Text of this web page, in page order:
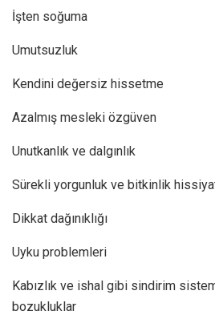
İşten soğuma
Umutsuzluk
Kendini değersiz hissetme
Azalmış mesleki özgüven
Unutkanlık ve dalgınlık
Sürekli yorgunluk ve bitkinlik
Dikkat dağınıklığı
Uyku problemleri
Kabızlık ve ishal gibi sindirim
bozukluklar